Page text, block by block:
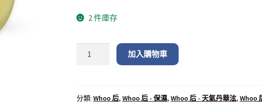
2 件庫存
加入購物車
分類: Whoo 后, Whoo 后 - 保濕, Whoo 后 - 天氣丹華泫, Whoo